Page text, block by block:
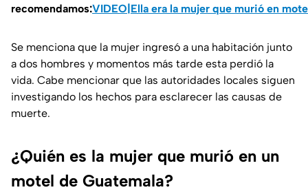
recomendamos:VIDEO|Ella era la mujer que murió en
Se menciona que la mujer ingresó a una habitación junto
a dos hombres y momentos más tarde esta perdió la
vida. Cabe mencionar que las autoridades locales siguen
investigando los hechos para esclarecer las causas de
muerte.
¿Quién es la mujer que murió en un
motel de Guatemala?